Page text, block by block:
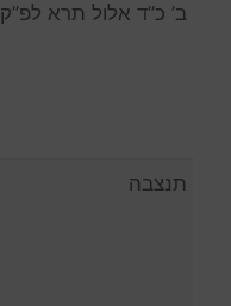
ב’ כ”ד אלול תרא לפ”ק
תנצבה